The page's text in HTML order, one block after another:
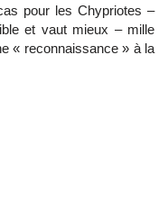
pour les Chypriotes –
et vaut mieux – mille
« reconnaissance » à la